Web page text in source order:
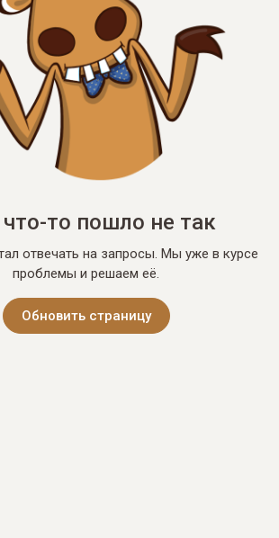
что-то пошло не так
отвечать на запросы. Мы уже в курсе
проблемы и решаем её.
Обновить страницу